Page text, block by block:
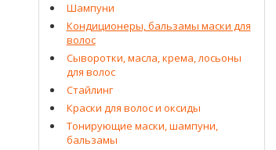
Шампуни
Кондиционеры, бальзамы маски для
волос
Сыворотки, масла, крема, лосьоны
для волос
Стайлинг
Краски для волос и оксиды
Тонирующие маски, шампуни,
бальзамы